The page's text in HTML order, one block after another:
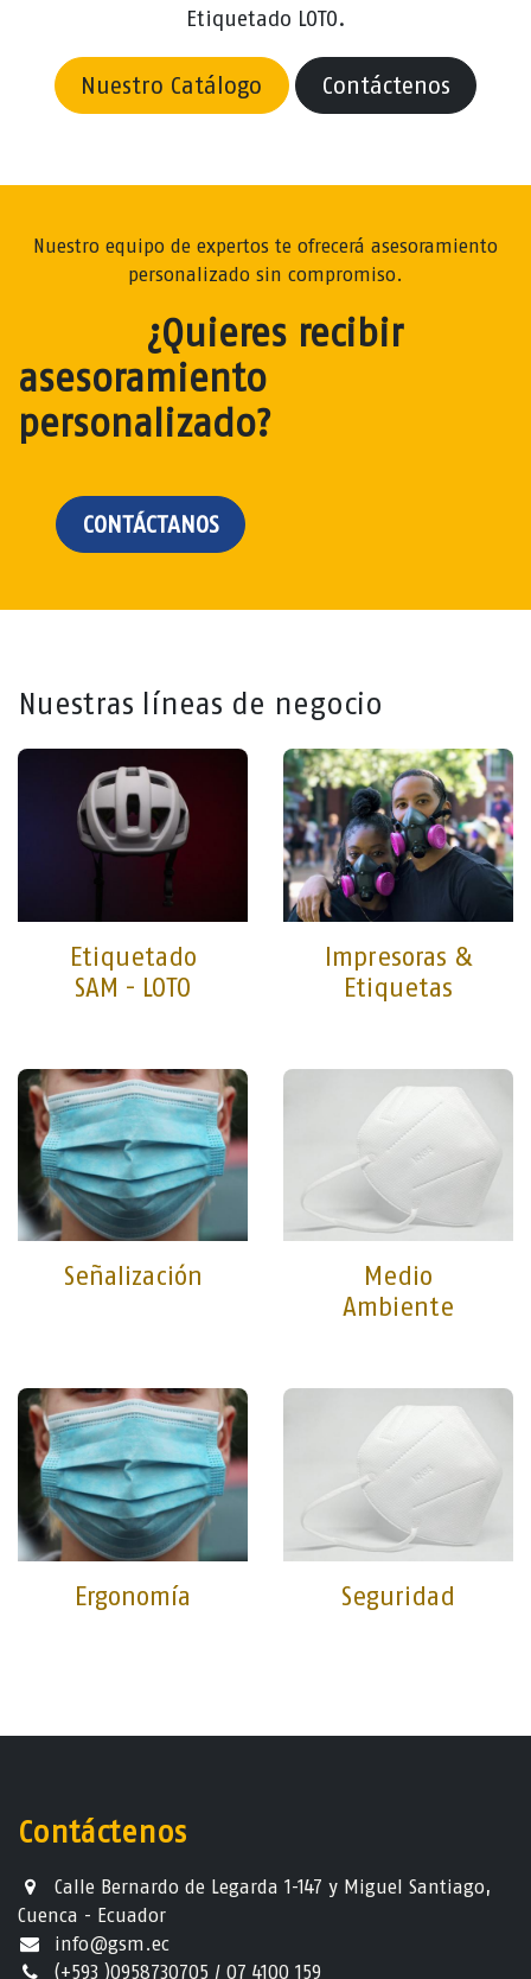
Etiquetado LOTO.
Nuestro Catálogo Contáctenos
Nuestro equipo de expertos te ofrecerá asesoramiento
personalizado sin compromiso.
¿Quieres recibir
asesoramiento
personalizado?
CONTÁCTANOS
Nuestras líneas de negocio
Etiquetado
SAM - LOTO
Impresoras &
Etiquetas
Señalización
Medio
Ambiente
Ergonomía Seguridad
Contáctenos
Calle Bernardo de Legarda 1-147 y Miguel Santiago,
Cuenca - Ecuador
info@gsm.ec​
(+593 )0958730705 / 07 4100 159